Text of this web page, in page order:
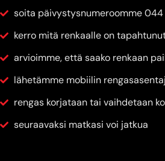
soita päivystysnumeroomme
kerro mitä renkaalle on
arvioimme, että saako renkaan
lähetämme mobiilin
rengas korjataan tai vaihdetaan
seuraavaksi matkasi voi jatkua